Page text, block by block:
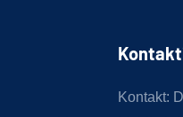
Kontakt: